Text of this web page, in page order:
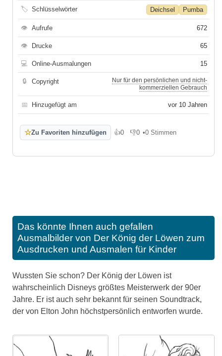
🏷 Schlüsselwörter Deichsel Pumba
👁 Aufrufe 672
👁 Drucke 65
💻 Online-Ausmalungen 15
🔒 Copyright
Nur für den persönlichen und nicht-
kommerziellen Gebrauch
📅 Hinzugefügt am vor 10 Jahren
☆Zu Favoriten hinzufügen 👍0
Gefällt mir
👎0
Gefällt mir nicht
•0 Stimmen
Das könnte Ihnen auch gefallen
Ausmalbilder von Der König der Löwen zum
Ausdrucken und Ausmalen für Kinder
Wussten Sie schon? Der König der Löwen ist
wahrscheinlich Disneys größtes Meisterwerk der 90er
Jahre. Er ist auch sehr bekannt für seinen Soundtrack,
der von Elton John höchstpersönlich entworfen wurde.